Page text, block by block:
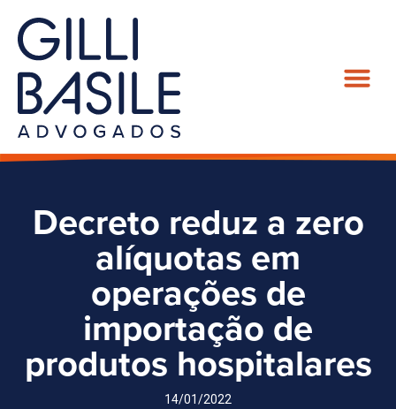
Decreto reduz a zero
alíquotas em
operações de
importação de
produtos hospitalares
14/01/2022